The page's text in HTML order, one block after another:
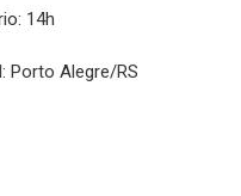
14h
Porto Alegre/RS